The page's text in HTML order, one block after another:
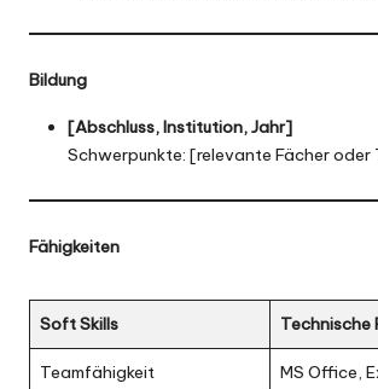
Bildung
[Abschluss, Institution, Jahr]
Schwerpunkte: [relevante Fächer oder
Fähigkeiten
Soft Skills Technische
Teamfähigkeit MS Office,